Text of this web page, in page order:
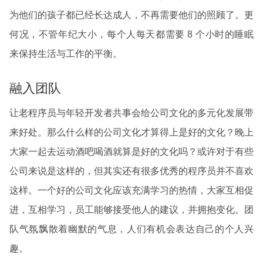
为他们的孩子都已经长达成人，不再需要他们的照顾了。更
何况，不管年纪大小，每个人每天都需要 8 个小时的睡眠
来保持生活与工作的平衡。
融入团队
让老程序员与年轻开发者共事会给公司文化的多元化发展带
来好处。那么什么样的公司文化才算得上是好的文化？晚上
大家一起去运动酒吧喝酒就算是好的文化吗？或许对于有些
公司来说是这样的，但其实还有很多优秀的程序员并不喜欢
这样。一个好的公司文化应该充满学习的热情，大家互相促
进，互相学习，员工能够接受他人的建议，并拥抱变化。团
队气氛飘散着幽默的气息，人们有机会表达自己的个人兴
趣。